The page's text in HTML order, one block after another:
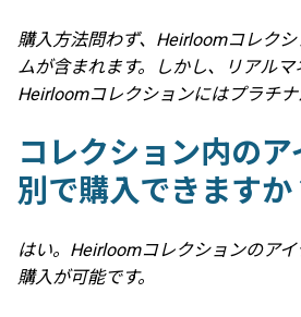
購入方法問わず、Heirloomコレク
ムが含まれます。しかし、リアルマ
Heirloomコレクションにはプラチナ
コレクション内のア
別で購入できますか
はい。Heirloomコレクションのア
購入が可能です。